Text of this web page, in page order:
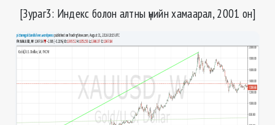
[Зураг3: Индекс болон алтны үнийн хамаарал, 2001 он]